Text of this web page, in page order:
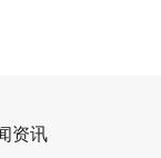
资讯